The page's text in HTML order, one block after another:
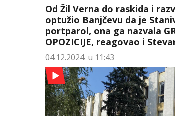
Od Žil Verna do raskida i
optužio Banjčevu da je
portparol, ona ga nazvala
OPOZICIJE, reagovao i
04.12.2024. u 11:43